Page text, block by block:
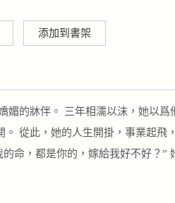
添加到書架
媚的牀伴。 三年相濡以沫，她以
從此，她的人生開掛，事業起
命，都是你的，嫁給我好不好？”